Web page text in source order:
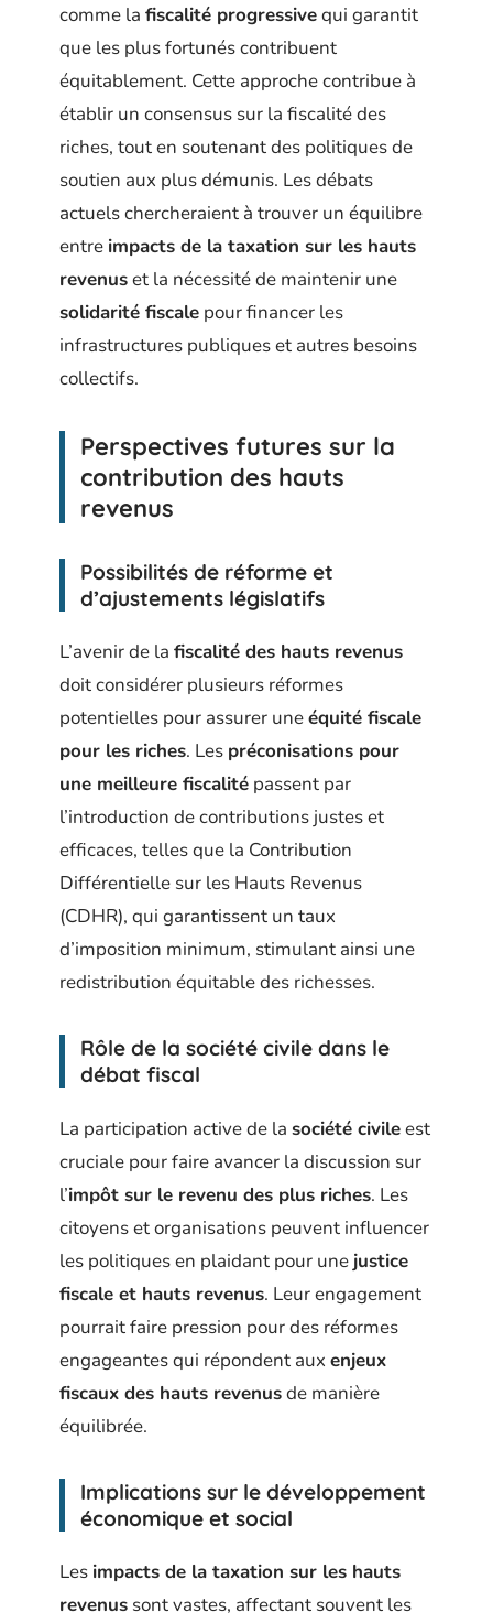
comme la fiscalité progressivequi garantit
que les plus fortunés contribuent
équitablement. Cette approche contribue à
établir un consensus sur la fiscalité des
riches, tout en soutenant des politiques de
soutien aux plus démunis. Les débats
actuels chercheraient à trouver un équilibre
entre impacts de la taxation sur les hauts
revenuset la nécessité de maintenir une
solidarité fiscale pour financer les
infrastructures publiques et autres besoins
collectifs.
Perspectives futures sur la
contribution des hauts
revenus
Possibilités de réforme et
d’ajustements législatifs
L’avenir de la fiscalité des hauts revenus
doit considérer plusieurs réformes
potentielles pour assurer uneéquité fiscale
pour les riches. Les préconisations pour
une meilleure fiscalité passent par
l’introduction de contributions justes et
efficaces, telles que la Contribution
Différentielle sur les Hauts Revenus
(CDHR), qui garantissent un taux
d’imposition minimum, stimulant ainsi une
redistribution équitable des richesses.
Rôle de la société civile dans le
débat fiscal
La participation active de la société civileest
cruciale pour faire avancer la discussion sur
l’impôt sur le revenu des plus riches. Les
citoyens et organisations peuvent influencer
les politiques en plaidant pour une justice
fiscale et hauts revenus. Leur engagement
pourrait faire pression pour des réformes
engageantes qui répondent aux enjeux
fiscaux des hauts revenusde manière
équilibrée.
Implications sur le développement
économique et social
Les impacts de la taxation sur les hauts
revenus sont vastes, affectant souvent les